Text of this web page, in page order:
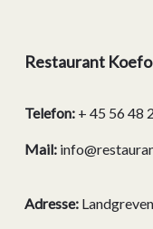
Restaurant
Telefon: + 45 56 48
Mail:
Adresse: